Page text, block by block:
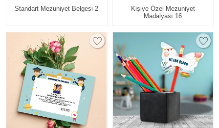
Standart Mezuniyet Belgesi 2
Kişiye Özel Mezuniyet
Madalyası 16